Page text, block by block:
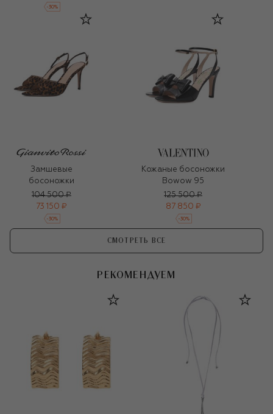
-30%
Замшевые
босоножки
104 500 ₽
73 150 ₽
-30%
Кожаные босоножки
Bowow 95
125 500 ₽
87 850 ₽
-30%
СМОТРЕТЬ ВСЕ
РЕКОМЕНДУЕМ